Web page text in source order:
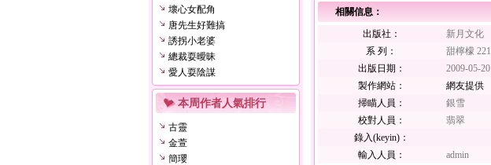
壞心女配角
唐先生好難搞
誘拐小老婆
總裁耍曖昧
愛人耍陰謀
本周作者人氣排行
古靈
金萱
簡瓔
相關信息：
出版社：
新月文化
系 列：
甜檸檬 221
出版日期：
2009-05-20
製作網站：
網友提供
掃瞄人員：
銀雪
校對人員：
翡翠
錄入(keyin)：
輸入人員：
admin